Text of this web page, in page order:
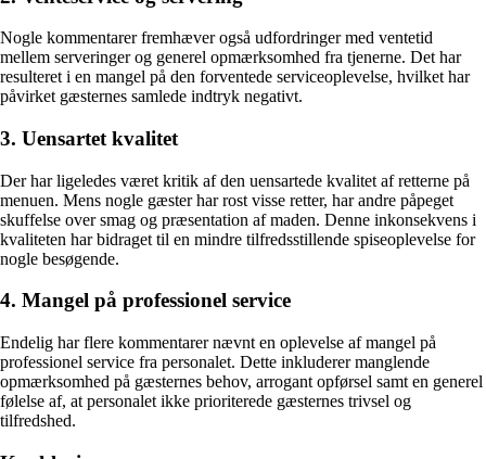
Nogle kommentarer fremhæver også udfordringer med ventetid
mellem serveringer og generel opmærksomhed fra tjenerne. Det har
resulteret i en mangel på den forventede serviceoplevelse, hvilket har
påvirket gæsternes samlede indtryk negativt.
3. Uensartet kvalitet
Der har ligeledes været kritik af den uensartede kvalitet af retterne på
menuen. Mens nogle gæster har rost visse retter, har andre påpeget
skuffelse over smag og præsentation af maden. Denne inkonsekvens i
kvaliteten har bidraget til en mindre tilfredsstillende spiseoplevelse for
nogle besøgende.
4. Mangel på professionel service
Endelig har flere kommentarer nævnt en oplevelse af mangel på
professionel service fra personalet. Dette inkluderer manglende
opmærksomhed på gæsternes behov, arrogant opførsel samt en generel
følelse af, at personalet ikke prioriterede gæsternes trivsel og
tilfredshed.